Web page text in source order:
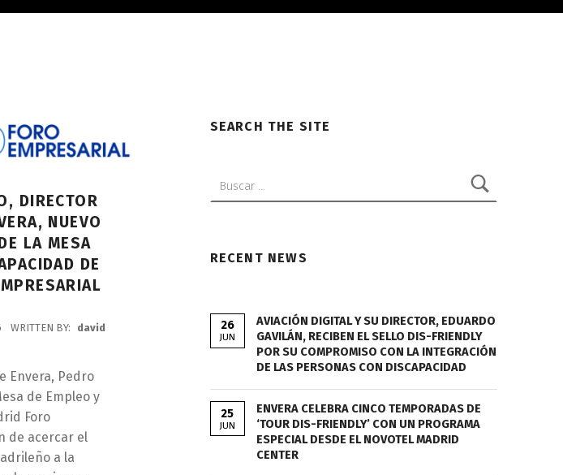
DIRECTOR
NUEVO
LA MESA
DE
WRITTEN BY:
david
Envera, Pedro
de Empleo y
Foro
de acercar el
a la
SEARCH THE SITE
RECENT NEWS
26
JUN
AVIACIÓN DIGITAL Y SU DIRECTOR, EDUARDO
GAVILÁN, RECIBEN EL SELLO DIS-FRIENDLY
POR SU COMPROMISO CON LA INTEGRACIÓN
DE LAS PERSONAS CON DISCAPACIDAD
25
JUN
ENVERA CELEBRA CINCO TEMPORADAS DE
‘TOUR DIS-FRIENDLY’ CON UN PROGRAMA
ESPECIAL DESDE EL NOVOTEL MADRID
CENTER